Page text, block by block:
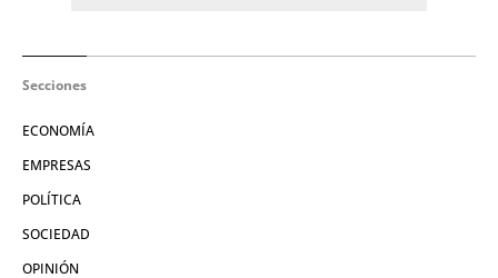
Secciones
ECONOMÍA
EMPRESAS
POLÍTICA
SOCIEDAD
OPINIÓN